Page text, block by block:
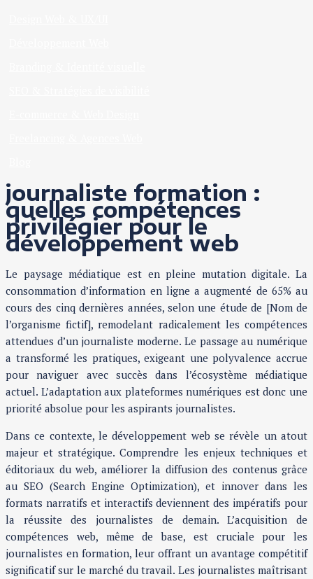
journaliste formation :
quelles compétences
privilégier pour le
développement web
Le paysage médiatique est en pleine mutation digitale. La
consommation d’information en ligne a augmenté de 65% au
cours des cinq dernières années, selon une étude de [Nom de
l’organisme fictif], remodelant radicalement les compétences
attendues d’un journaliste moderne. Le passage au numérique
a transformé les pratiques, exigeant une polyvalence accrue
pour naviguer avec succès dans l’écosystème médiatique
actuel. L’adaptation aux plateformes numériques est donc une
priorité absolue pour les aspirants journalistes.
Dans ce contexte, le développement web se révèle un atout
majeur et stratégique. Comprendre les enjeux techniques et
éditoriaux du web, améliorer la diffusion des contenus grâce
au SEO (Search Engine Optimization), et innover dans les
formats narratifs et interactifs deviennent des impératifs pour
la réussite des journalistes de demain. L’acquisition de
compétences web, même de base, est cruciale pour les
journalistes en formation, leur offrant un avantage compétitif
significatif sur le marché du travail. Les journalistes maîtrisant